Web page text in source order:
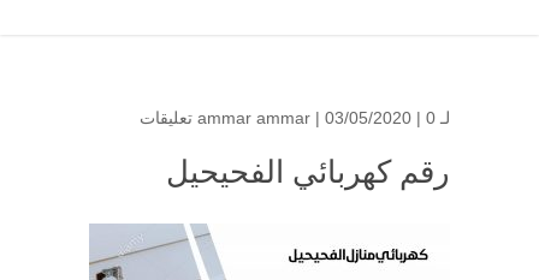
لـ ammar ammar | 03/05/2020 | 0 تعليقات
رقم كهربائي الفحيحيل